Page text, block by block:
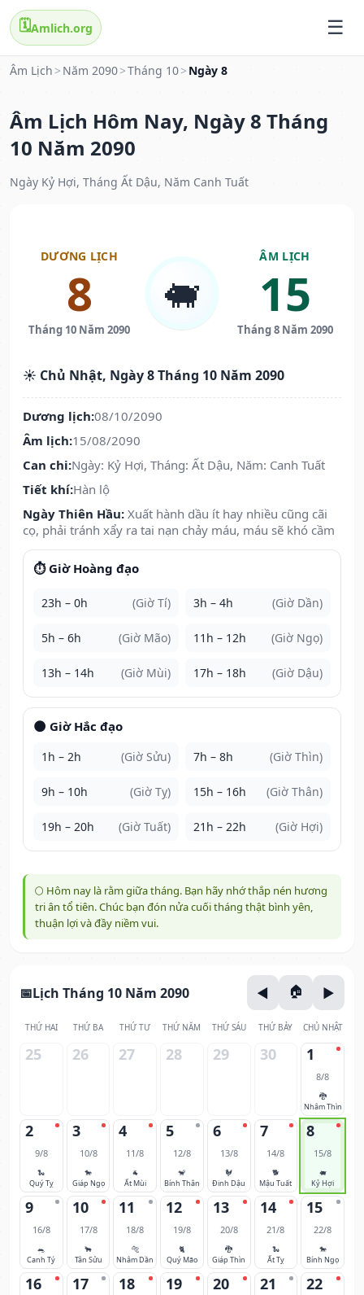
🗓️Amlich.org
Âm Lịch > Năm 2090>Tháng 10> Ngày 8
Âm Lịch Hôm Nay, Ngày 8 Tháng
10 Năm 2090
Ngày Kỷ Hợi, Tháng Ất Dậu, Năm Canh Tuất
DƯƠNG LỊCH
8
Tháng 10 Năm 2090
🐖
ÂM LỊCH
15
Tháng 8 Năm 2090
☀️ Chủ Nhật, Ngày 8 Tháng 10 Năm 2090
Dương lịch:08/10/2090
Âm lịch:15/08/2090
Can chi:Ngày: Kỷ Hợi, Tháng: Ất Dậu, Năm: Canh Tuất
Tiết khí:Hàn lộ
Ngày Thiên Hầu: Xuất hành dầu ít hay nhiều cũng cãi
cọ, phải tránh xẩy ra tai nạn chảy máu, máu sẽ khó cầm
⏱️ Giờ Hoàng đạo
23h – 0h (Giờ Tí) 3h – 4h (Giờ Dần)
5h – 6h (Giờ Mão) 11h – 12h (Giờ Ngọ)
13h – 14h (Giờ Mùi) 17h – 18h (Giờ Dậu)
🌑 Giờ Hắc đạo
1h – 2h (Giờ Sửu) 7h – 8h (Giờ Thìn)
9h – 10h (Giờ Tỵ) 15h – 16h (Giờ Thân)
19h – 20h (Giờ Tuất) 21h – 22h (Giờ Hợi)
🌕 Hôm nay là rằm giữa tháng. Bạn hãy nhớ thắp nén hương
tri ân tổ tiên. Chúc bạn đón nửa cuối tháng thật bình yên,
thuận lợi và đầy niềm vui.
Lịch Tháng 10 Năm 2090
THỨ HAI THỨ BA THỨ TƯ THỨ NĂM THỨ SÁU THỨ BẢY CHỦ NHẬT
25 26 27 28 29 30 1
8/8
🐉
Nhâm Thìn
2
9/8
🐍
Quý Tỵ
3
10/8
🐎
Giáp Ngọ
4
11/8
🐐
Ất Mùi
5
12/8
🐒
Bính Thân
6
13/8
🐓
Đinh Dậu
7
14/8
🐕
Mậu Tuất
8
15/8
🐖
Kỷ Hợi
9
16/8
🐀
Canh Tý
10
17/8
🐂
Tân Sửu
11
18/8
🐅
Nhâm Dần
12
19/8
🐈
Quý Mão
13
20/8
🐉
Giáp Thìn
14
21/8
🐍
Ất Tỵ
15
22/8
🐎
Bính Ngọ
16 17 18 19 20 21 22